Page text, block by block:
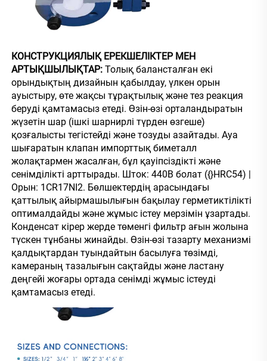
КОНСТРУКЦИЯЛЫҚ ЕРЕКШЕЛІКТЕР МЕН
АРТЫҚШЫЛЫҚТАР: Толық балансталған екі
орындықтың дизайнын қабылдау, үлкен орын
ауыстыру, өте жақсы тұрақтылық және тез реакция
беруді қамтамасыз етеді. Өзін-өзі орталандыратын
жүзетін шар (ішкі шарнирлі түрден өзгеше)
қозғалысты тегістейді және тозуды азайтады. Ауа
шығаратын клапан импорттық биметалл
жолақтармен жасалған, бұл қауіпсіздікті және
сенімділікті арттырады. Шток: 440B болат ({}HRC54) |
Орын: 1CR17NI2. Бөлшектердің арасындағы
қаттылық айырмашылығын бақылау герметиктілікті
оптималдайды және жұмыс істеу мерзімін ұзартады.
Конденсат кірер жерде төменгі фильтр ағын жолына
түскен тұнбаны жинайды. Өзін-өзі тазарту механизмі
қалдықтардан туындайтын басылуға төзімді,
камераның тазалығын сақтайды және ластану
деңгейі жоғары ортада сенімді жұмыс істеуді
қамтамасыз етеді.